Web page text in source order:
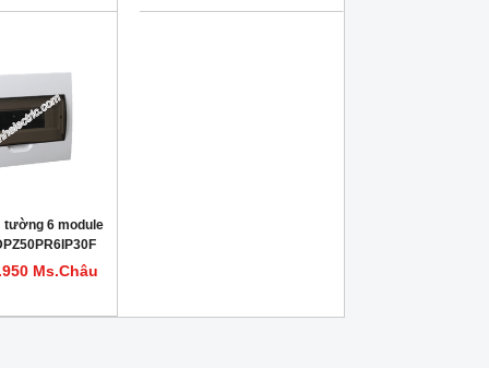
tường 6 module
Ms.Châu